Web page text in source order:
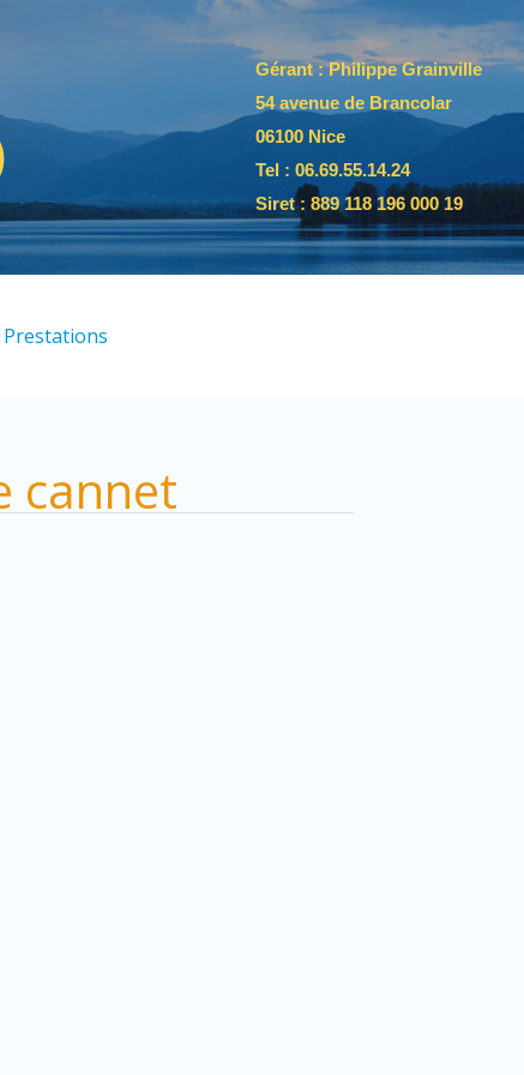
Gérant : Philippe Grainville
54 avenue de Brancolar
06100 Nice
Tel : 06.69.55.14.24
Siret : 889 118 196 000 19
Prestations
cannet